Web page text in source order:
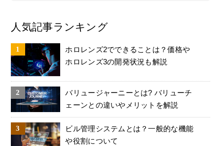
人気記事ランキング
ホロレンズ2でできることは？価格や
ホロレンズ3の開発状況も解説
バリュージャーニーとは? バリューチ
ェーンとの違いやメリットを解説
ビル管理システムとは？一般的な機能
や役割について